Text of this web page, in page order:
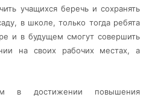
учащихся беречь и сохранять
в школе, только тогда ребята
и в будущем смогут совершить
на своих рабочих местах, а
в достижении повышения